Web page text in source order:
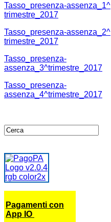
Tasso_presenza-assenza_1^
trimestre_2017
Tasso_presenza-assenza_2^
trimestre_2017
Tasso_presenza-
assenza_3^trimestre_2017
Tasso_presenza-
assenza_4^trimestre_2017
Pagamenti con
App IO